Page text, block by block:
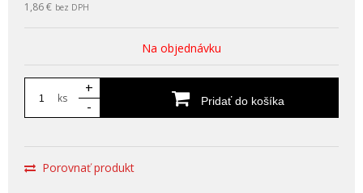
1,86 € bez DPH
Na objednávku
ks
+
-
Pridať do košíka
Porovnať produkt